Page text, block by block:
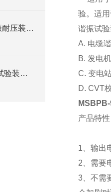
150KV电缆变频串联谐振耐压装置介绍
胜绪提供-串联谐振耐压试验装置主要功能
验。适
谐振试
A. 电缆
B. 发电
C. 变电
D. CVT
产品特性
1、输出
2、需要
3、不需